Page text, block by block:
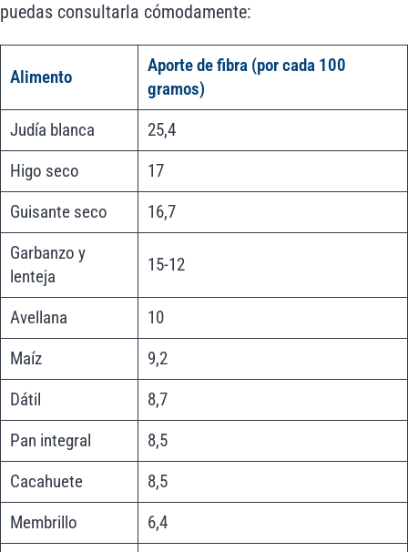
puedas consultarla cómodamente:
Alimento
Aporte de fibra (por cada 100
gramos)
Judía blanca
25,4
Higo seco
17
Guisante seco
16,7
Garbanzo y
lenteja
15-12
Avellana
10
Maíz
9,2
Dátil
8,7
Pan integral
8,5
Cacahuete
8,5
Membrillo
6,4